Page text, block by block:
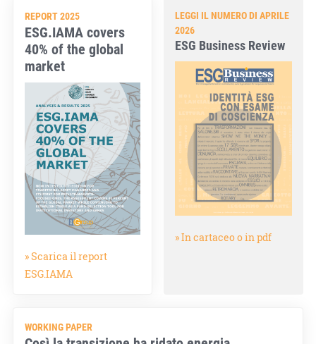
REPORT 2025
ESG.IAMA covers
40% of the global
market
» Scarica il report
ESG.IAMA
LEGGI IL NUMERO DI APRILE
2026
ESG Business Review
» In cartaceo o in pdf
WORKING PAPER